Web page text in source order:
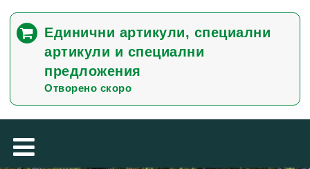
ČEŠTINA
PORTUGUÊS
Единични артикули, специални
артикули и специални
предложения
Отворено скоро